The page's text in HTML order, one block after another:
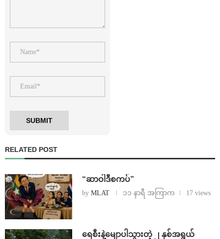
RELATED POST
“ဆာဝါဒီစကပ်”
by MLAT ၁၁ နာရီ အကြာက 17 views
ရေစီးနဲ့မျောပါသွားတဲ့ ၂ နှစ်အရွယ်